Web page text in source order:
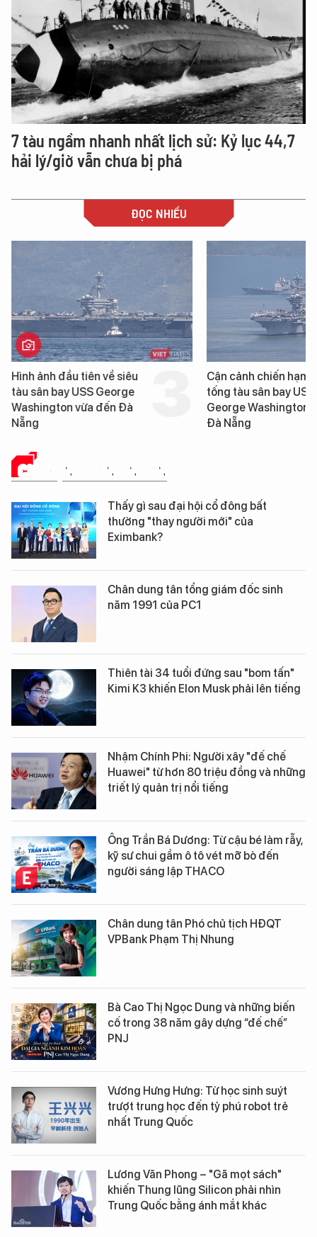
7 tàu ngầm nhanh nhất lịch sử: Kỷ lục 44,7
hải lý/giờ vẫn chưa bị phá
ĐỌC NHIỀU
Hình ảnh đầu tiên về siêu
tàu sân bay USS George
Washington vừa đến Đà
Nẵng
Cận cảnh chiến hạm
tống tàu sân bay USS
George Washington
Đà Nẵng
CHUYỆN DOANH NHÂN
Thấy gì sau đại hội cổ đông bất
thường "thay người mới" của
Eximbank?
Chân dung tân tổng giám đốc sinh
năm 1991 của PC1
Thiên tài 34 tuổi đứng sau "bom tấn"
Kimi K3 khiến Elon Musk phải lên tiếng
Nhậm Chính Phi: Người xây "đế chế
Huawei" từ hơn 80 triệu đồng và những
triết lý quản trị nổi tiếng
Ông Trần Bá Dương: Từ cậu bé làm rẫy,
kỹ sư chui gầm ô tô vét mỡ bò đến
người sáng lập THACO
Chân dung tân Phó chủ tịch HĐQT
VPBank Phạm Thị Nhung
Bà Cao Thị Ngọc Dung và những biến
cố trong 38 năm gây dựng “đế chế”
PNJ
Vương Hưng Hưng: Từ học sinh suýt
trượt trung học đến tỷ phú robot trẻ
nhất Trung Quốc
Lương Văn Phong – "Gã mọt sách"
khiến Thung lũng Silicon phải nhìn
Trung Quốc bằng ánh mắt khác